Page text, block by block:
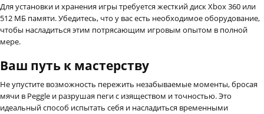
Для установки и хранения игры требуется жесткий диск Xbox 360 или
512 МБ памяти. Убедитесь, что у вас есть необходимое оборудование,
чтобы насладиться этим потрясающим игровым опытом в полной
мере.
Ваш путь к мастерству
Не упустите возможность пережить незабываемые моменты, бросая
мячи в Peggle и разрушая пеги с изяществом и точностью. Это
идеальный способ испытать себя и насладиться временными